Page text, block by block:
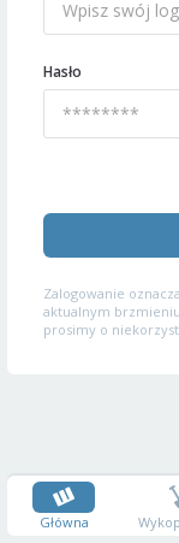
Hasło
Zalogowanie
aktualnym
prosimy o
Główna